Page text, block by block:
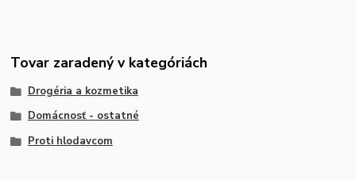
Tovar zaradený v kategóriách
Drogéria a kozmetika
Domácnosť - ostatné
Proti hlodavcom